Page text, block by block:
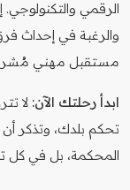
الرقمي
والرغبة في إحداث
مستقبل مهني
ابدأ رحلتك الآن: لا
تحكم بلدك، وتذكر
المحكمة، بل في كل